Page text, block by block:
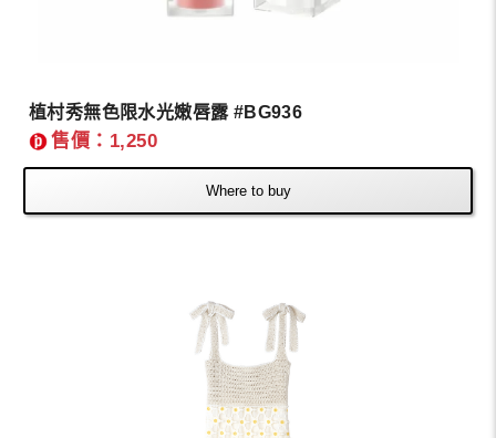
植村秀無色限水光嫩唇露 #BG936
售價：1,250
Where to buy